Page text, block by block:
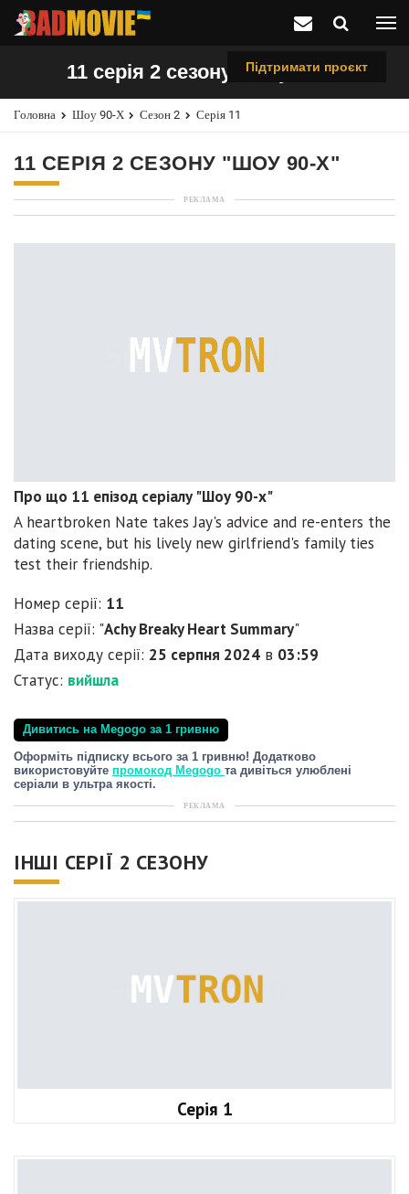
Підтримати проєкт
11 серія 2 сезону "Шоу 90-х"
Головна Шоу 90-Х Сезон 2 Серія 11
11 СЕРІЯ 2 СЕЗОНУ "ШОУ 90-Х"
РЕКЛАМА
Про що 11 епізод серіалу "Шоу 90-х"
A heartbroken Nate takes Jay's advice and re-enters the
dating scene, but his lively new girlfriend's family ties
test their friendship.
Номер серії: 11
Назва серії: "Achy Breaky Heart Summary"
Дата виходу серії: 25 серпня 2024 в 03:59
Статус: вийшла
Дивитись на Megogo за 1 гривню
Оформіть підписку всього за 1 гривню! Додатково
використовуйте промокод Megogo та дивіться улюблені
серіали в ультра якості.
РЕКЛАМА
ІНШІ СЕРІЇ 2 СЕЗОНУ
Серія 1